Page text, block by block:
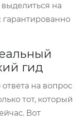
на
гид
на вопрос
тот, который
Вот